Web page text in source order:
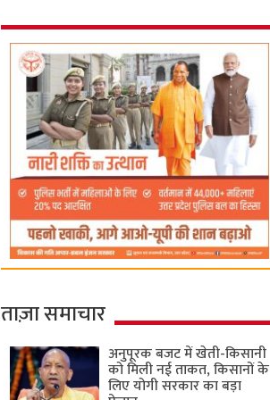
ताज़ा समाचार
अनुपूरक बजट में खेती-किसानी
को मिली नई ताकत, किसानों के
लिए योगी सरकार का बड़ा